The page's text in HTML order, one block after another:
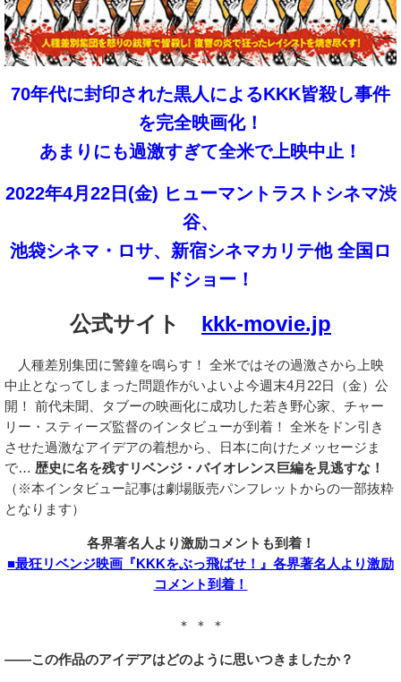
70年代に封印された黒人によるKKK皆殺し事件
を完全映画化！
あまりにも過激すぎて全米で上映中止！
2022年4月22日(金) ヒューマントラストシネマ渋
谷、
池袋シネマ・ロサ、新宿シネマカリテ他 全国ロ
ードショー！
公式サイト kkk-movie.jp
人種差別集団に警鐘を鳴らす！ 全米ではその過激さから上映
中止となってしまった問題作がいよいよ今週末4月22日（金）公
開！ 前代未聞、タブーの映画化に成功した若き野心家、チャー
リー・スティーズ監督のインタビューが到着！ 全米をドン引き
させた過激なアイデアの着想から、日本に向けたメッセージま
で… 歴史に名を残すリベンジ・バイオレンス巨編を見逃すな！
（※本インタビュー記事は劇場販売パンフレットからの一部抜粋
となります）
各界著名人より激励コメントも到着！
■最狂リベンジ映画『KKKをぶっ飛ばせ！』各界著名人より激励
コメント到着！
＊ ＊ ＊
――この作品のアイデアはどのように思いつきましたか？